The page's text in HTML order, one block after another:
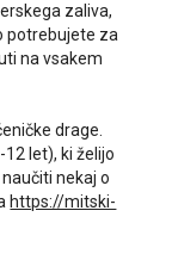
zaliva,
potrebujete za
na vsakem
drage.
let), ki želijo
nekaj o
https://mitski-